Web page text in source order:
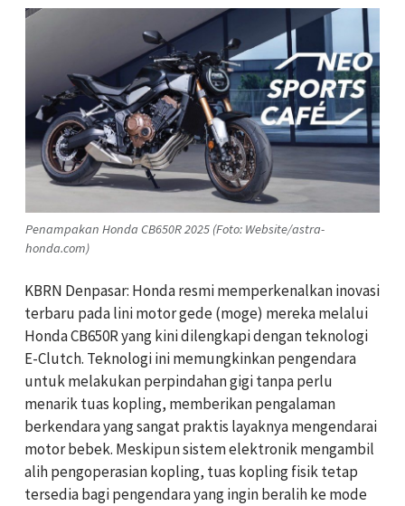
Penampakan Honda CB650R 2025 (Foto: Website/astra-
honda.com)
KBRN Denpasar: Honda resmi memperkenalkan inovasi
terbaru pada lini motor gede (moge) mereka melalui
Honda CB650R yang kini dilengkapi dengan teknologi
E-Clutch. Teknologi ini memungkinkan pengendara
untuk melakukan perpindahan gigi tanpa perlu
menarik tuas kopling, memberikan pengalaman
berkendara yang sangat praktis layaknya mengendarai
motor bebek. Meskipun sistem elektronik mengambil
alih pengoperasian kopling, tuas kopling fisik tetap
tersedia bagi pengendara yang ingin beralih ke mode